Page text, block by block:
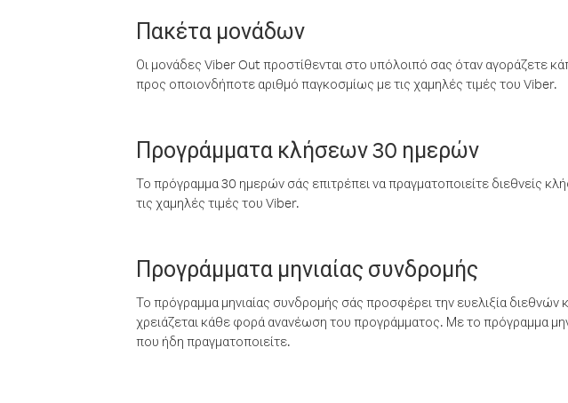
Πακέτα μονάδων
Οι μονάδες Viber Out προστίθενται στο υπόλοιπό σας όταν αγοράζετε
προς οποιονδήποτε αριθμό παγκοσμίως με τις χαμηλές τιμές του Viber.
Προγράμματα κλήσεων 30 ημερών
Το πρόγραμμα 30 ημερών σάς επιτρέπει να πραγματοποιείτε διεθνείς
τις χαμηλές τιμές του Viber.
Προγράμματα μηνιαίας συνδρομής
Το πρόγραμμα μηνιαίας συνδρομής σάς προσφέρει την ευελιξία
χρειάζεται κάθε φορά ανανέωση του προγράμματος. Με το πρόγραμμα
που ήδη πραγματοποιείτε.